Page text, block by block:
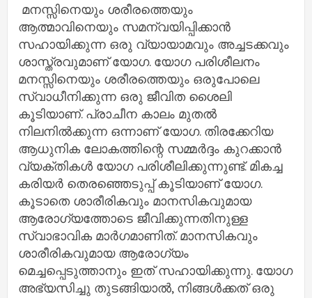
മനസ്സിനെയും ശരീരത്തെയും
ആത്മാവിനെയും സമന്വയിപ്പിക്കാൻ
സഹായിക്കുന്ന ഒരു വ്യായാമവും അച്ചടക്കവും
ശാസ്ത്രവുമാണ് യോഗ. യോ​ഗ പരിശീലനം
മനസ്സിനെയും ശരീരത്തെയും ഒരുപോലെ
സ്വാധീനിക്കുന്ന ഒരു ജീവിത ശൈലി
കൂടിയാണ്. പ്രാചീന കാലം മുതൽ
നിലനിൽക്കുന്ന ഒന്നാണ് യോ​ഗ. തിരക്കേറിയ
ആധുനിക ലോകത്തിന്റെ സമ്മർദ്ദം കുറക്കാൻ
വ്യക്തികൾ യോ​ഗ പരിശീലിക്കുന്നുണ്ട്. മികച്ച
കരിയർ തെരഞ്ഞെടുപ്പ് കൂടിയാണ് യോ​ഗ.
കൂടാതെ ശാരീരികവും മാനസികവുമായ
ആരോഗ്യത്തോടെ ജീവിക്കുന്നതിനുള്ള
സ്വാഭാവിക മാർഗമാണിത്. മാനസികവും
ശാരീരികവുമായ ആരോഗ്യം
മെച്ചപ്പെടുത്താനും ഇത് സഹായിക്കുന്നു. യോഗ
അഭ്യസിച്ചു തുടങ്ങിയാൽ, നിങ്ങൾക്കത് ഒരു